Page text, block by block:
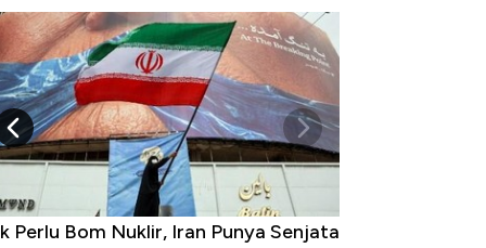
Perlu Bom Nuklir, Iran Punya Senjata